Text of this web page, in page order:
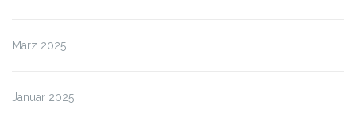
März 2025
Januar 2025